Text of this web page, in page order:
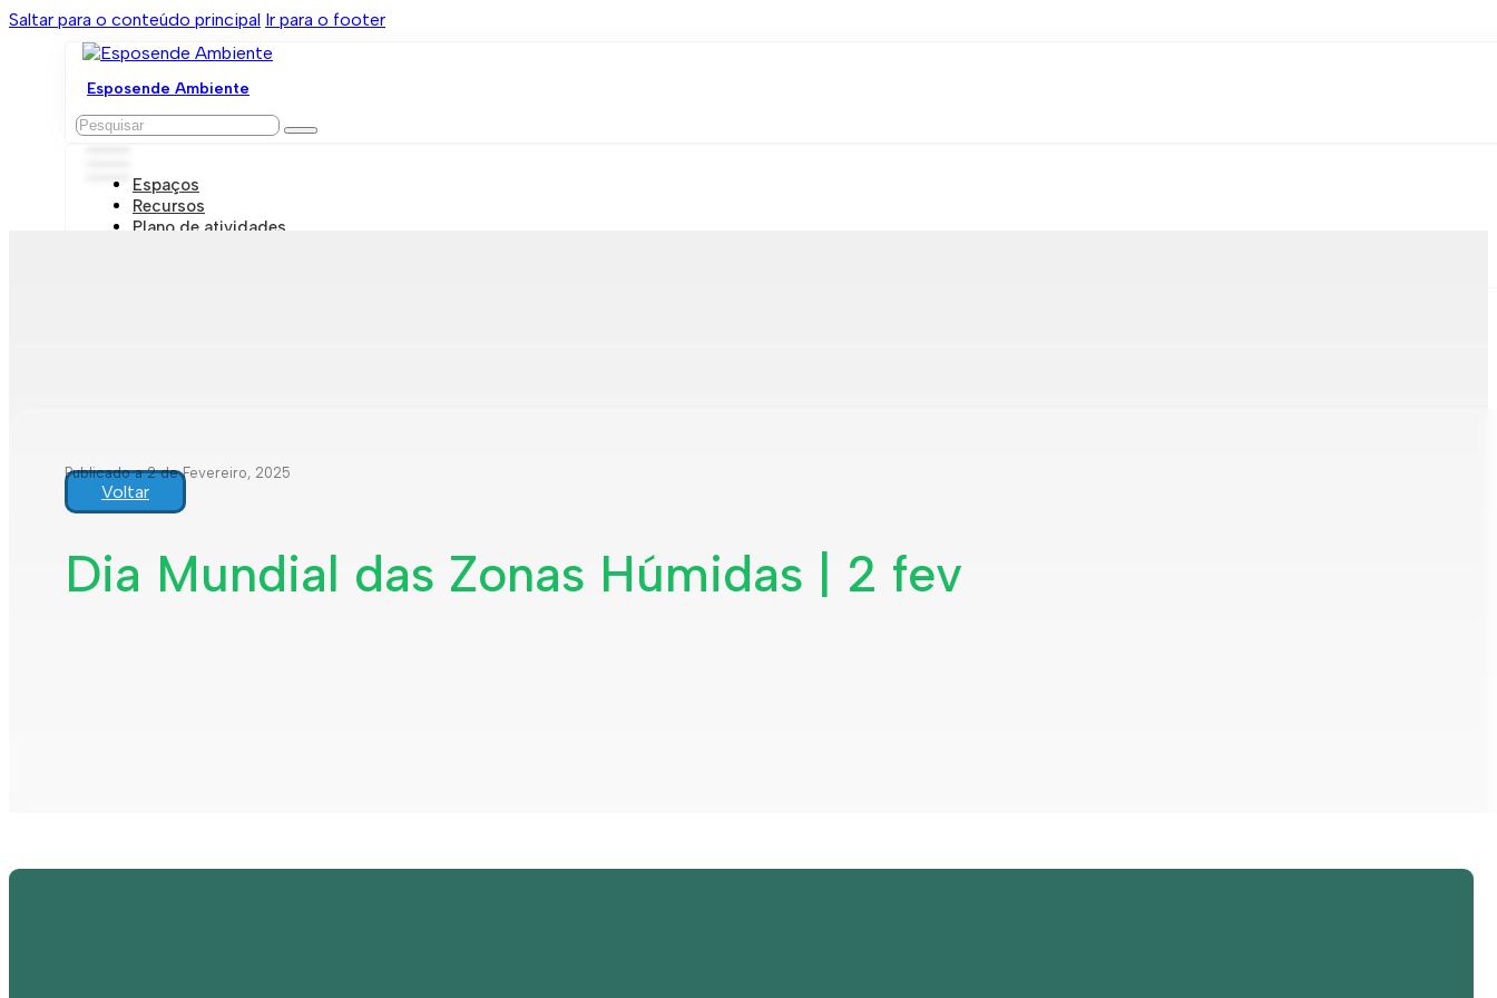
Saltar para o conteúdo principal Ir para o footer
Esposende Ambiente
Pesquisar
Espaços
Recursos
Plano de atividades
Publicado a 2 de Fevereiro, 2025
Voltar
Dia Mundial das Zonas Húmidas | 2 fev